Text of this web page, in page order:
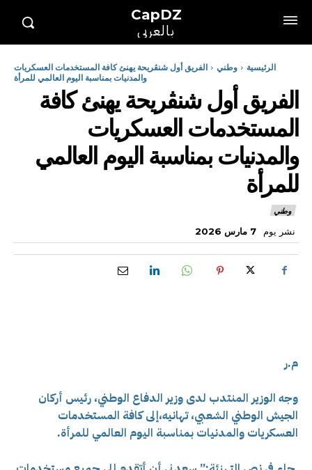
CapDZ
بالعربي
الرئيسية وطني
الفريق أول شنڨريحة يهنئ كافة المستخدمات العسكريات
والمدنيات بمناسبة اليوم العالمي للمرأة
الفريق أول شنڨريحة يهنئ كافة
المستخدمات العسكريات
والمدنيات بمناسبة اليوم العالمي
للمرأة
وطني
نشر يوم 7 مارس 2026
م.ر
وجه الوزير المنتدب لدى وزير الدفاع الوطني، رئيس أركان
الجيش الوطني الشعبي، تهانيه،إلى كافة المستخدمات
العسكريات والمدنيات بمناسبة اليوم العالمي للمرأة.